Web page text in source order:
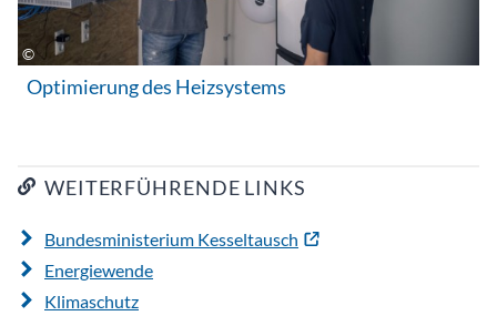
Optimierung des Heizsystems
WEITERFÜHRENDE LINKS
Bundesministerium Kesseltausch
Energiewende
Klimaschutz